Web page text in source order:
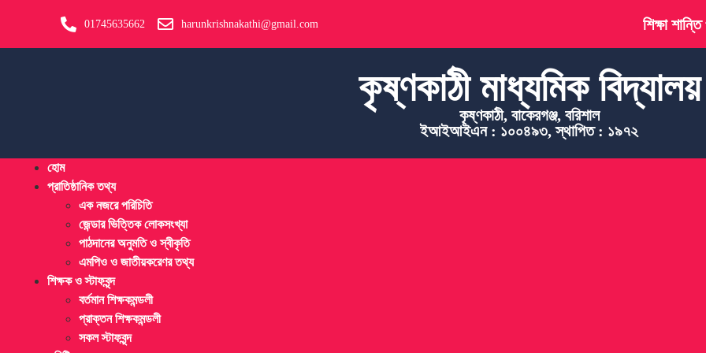
01745635662 harunkrishnakathi@gmail.com শিক্ষা
কৃষ্ণকাঠী মাধ্যমিক বিদ্যালয়
কৃষ্ণকাঠী, বাকেরগঞ্জ, বরিশাল
ইআইআইএন : ১০০৪৯৩, স্থাপিত : ১৯৭২
হোম
প্রাতিষ্ঠানিক তথ্য
এক নজরে পরিচিতি
জেন্ডার ভিত্তিক লোকসংখ্যা
পাঠদানের অনুমতি ও স্বীকৃতি
এমপিও ও জাতীয়করেণর তথ্য
শিক্ষক ও স্টাফবৃন্দ
বর্তমান শিক্ষকমন্ডলী
প্রাক্তন শিক্ষকমন্ডলী
সকল স্টাফবৃন্দ